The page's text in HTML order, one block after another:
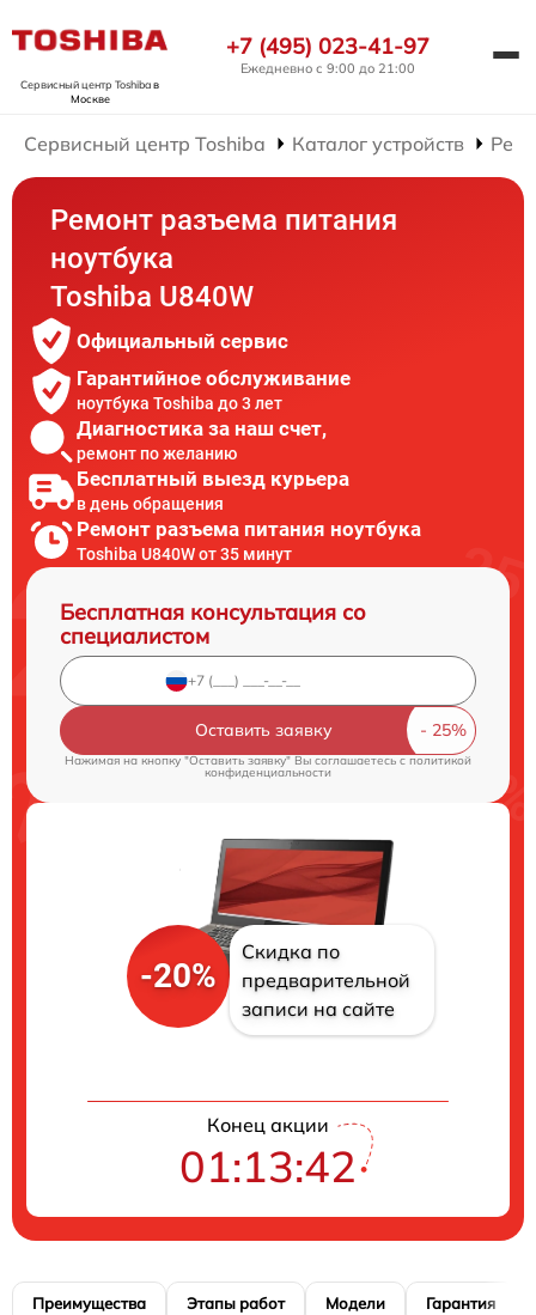
Сервисный центр Toshibaв
Москве
+7 (495) 023-41-97
Ежедневно с 9:00 до 21:00
Сервисный центр Toshiba Каталог устройств
Ремонт разъема питания
ноутбука
Toshiba U840W
Официальный сервис
Гарантийное обслуживание
ноутбука Toshiba до 3 лет
Диагностика за наш счет,
ремонт по желанию
Бесплатный выезд курьера
в день обращения
Ремонт разъема питания ноутбука
Toshiba U840W от 35 минут
Бесплатная консультация со
специалистом
Оставить заявку
Нажимая на кнопку "Оставить заявку" Вы соглашаетесь cполитикой
конфиденциальности
-20%
Скидка по
предварительной
записи на сайте
Конец акции
01:13:41
Преимущества Этапы работ Модели Гарантия